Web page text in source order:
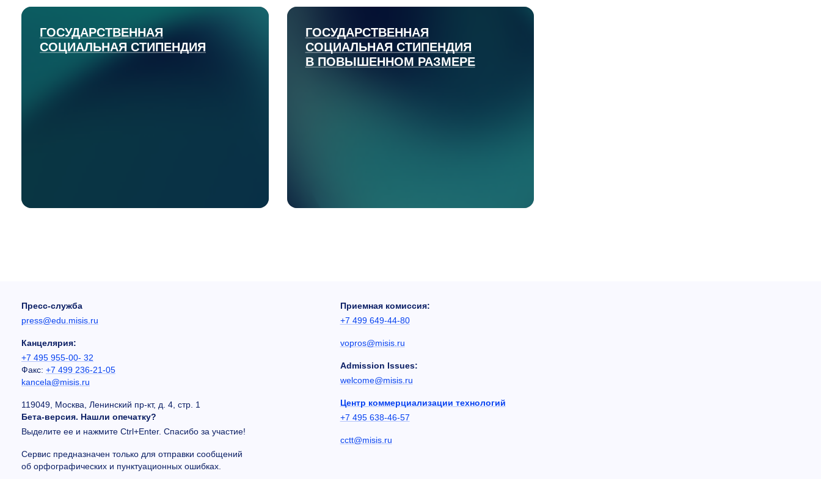
ГОСУДАРСТВЕННАЯ
СОЦИАЛЬНАЯ СТИПЕНДИЯ
ГОСУДАРСТВЕННАЯ
СОЦИАЛЬНАЯ СТИПЕНДИЯ
В ПОВЫШЕННОМ РАЗМЕРЕ
Пресс-служба
press@edu.misis.ru
Канцелярия:
+7 495 955-00- 32
Факс: +7 499 236-21-05
kancela@misis.ru
119049, Москва, Ленинский пр-кт, д. 4, стр. 1
Бета-версия. Нашли опечатку?
Выделите ее и нажмите Ctrl+Enter. Спасибо за участие!
Сервис предназначен только для отправки сообщений
об орфографических и пунктуационных ошибках.
Приемная комиссия:
+7 499 649-44-80
vopros@misis.ru
Admission Issues:
welcome@misis.ru
Центр коммерциализации технологий
+7 495 638-46-57
cctt@misis.ru